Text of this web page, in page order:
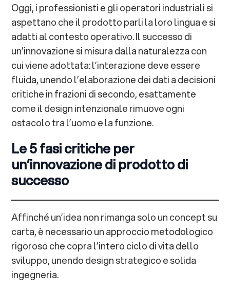
Oggi, i professionisti e gli operatori industriali si
aspettano che il prodotto parli la loro lingua e si
adatti al contesto operativo. Il successo di
un’innovazione si misura dalla naturalezza con
cui viene adottata: l’interazione deve essere
fluida, unendo l’elaborazione dei dati a decisioni
critiche in frazioni di secondo, esattamente
come il design intenzionale rimuove ogni
ostacolo tra l’uomo e la funzione.
Le 5 fasi critiche per
un’innovazione di prodotto di
successo
Affinché un’idea non rimanga solo un concept su
carta, è necessario un approccio metodologico
rigoroso che copra l’intero ciclo di vita dello
sviluppo, unendo design strategico e solida
ingegneria.